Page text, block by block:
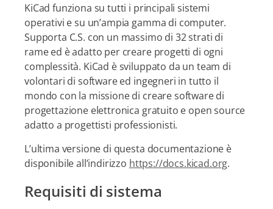
KiCad funziona su tutti i principali sistemi
operativi e su un’ampia gamma di computer.
Supporta C.S. con un massimo di 32 strati di
rame ed è adatto per creare progetti di ogni
complessità. KiCad è sviluppato da un team di
volontari di software ed ingegneri in tutto il
mondo con la missione di creare software di
progettazione elettronica gratuito e open source
adatto a progettisti professionisti.
L’ultima versione di questa documentazione è
disponibile all’indirizzo https://docs.kicad.org.
Requisiti di sistema